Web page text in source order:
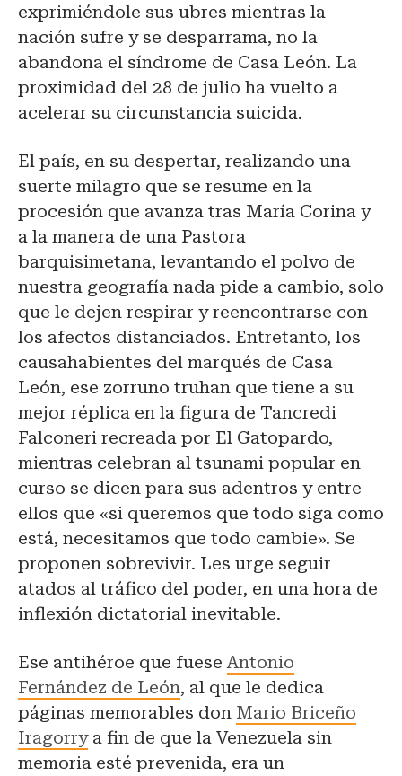
exprimiéndole sus ubres mientras la
nación sufre y se desparrama, no la
abandona el síndrome de Casa León. La
proximidad del 28 de julio ha vuelto a
acelerar su circunstancia suicida.
El país, en su despertar, realizando una
suerte milagro que se resume en la
procesión que avanza tras María Corina y
a la manera de una Pastora
barquisimetana, levantando el polvo de
nuestra geografía nada pide a cambio, solo
que le dejen respirar y reencontrarse con
los afectos distanciados. Entretanto, los
causahabientes del marqués de Casa
León, ese zorruno truhan que tiene a su
mejor réplica en la figura de Tancredi
Falconeri recreada por El Gatopardo,
mientras celebran al tsunami popular en
curso se dicen para sus adentros y entre
ellos que «si queremos que todo siga como
está, necesitamos que todo cambie». Se
proponen sobrevivir. Les urge seguir
atados al tráfico del poder, en una hora de
inflexión dictatorial inevitable.
Ese antihéroe que fueseAntonio
Fernández de León, al que le dedica
páginas memorables don Mario Briceño
Iragorrya fin de que la Venezuela sin
memoria esté prevenida, era un